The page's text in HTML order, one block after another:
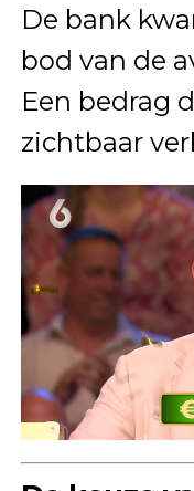
De bank
bod van de
Een bedrag
zichtbaar